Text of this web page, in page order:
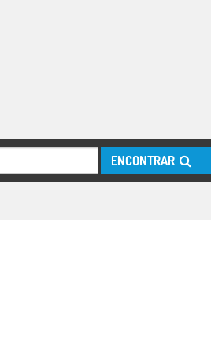
ENCONTRAR